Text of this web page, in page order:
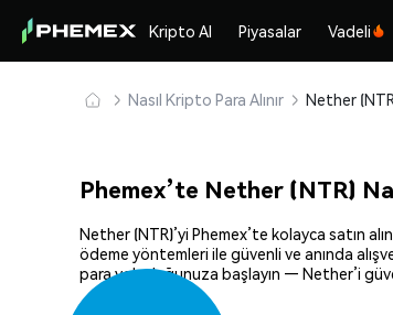
Kripto Al Piyasalar Vadeli
Nasıl Kripto Para Alınır
Phemex’te Nether (NTR)
Nether (NTR)’yi Phemex’te kolayca satın
ödeme yöntemleri ile güvenli ve anında
para yolculuğunuza başlayın — Nether’i